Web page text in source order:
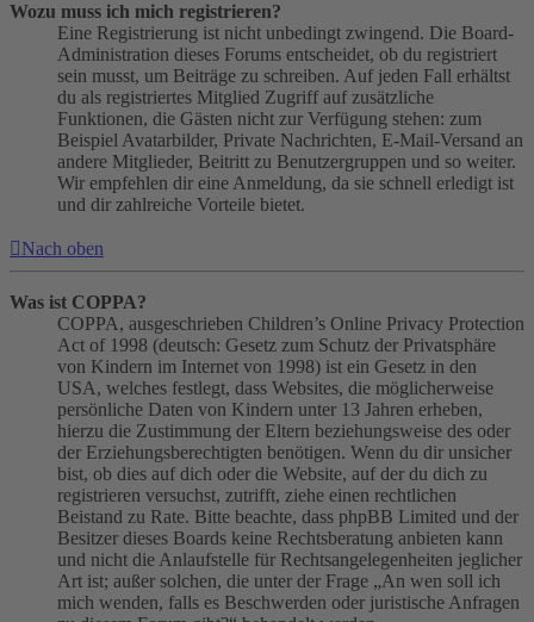
Wozu muss ich mich registrieren?
Eine Registrierung ist nicht unbedingt zwingend. Die Board-
Administration dieses Forums entscheidet, ob du registriert
sein musst, um Beiträge zu schreiben. Auf jeden Fall erhältst
du als registriertes Mitglied Zugriff auf zusätzliche
Funktionen, die Gästen nicht zur Verfügung stehen: zum
Beispiel Avatarbilder, Private Nachrichten, E-Mail-Versand an
andere Mitglieder, Beitritt zu Benutzergruppen und so weiter.
Wir empfehlen dir eine Anmeldung, da sie schnell erledigt ist
und dir zahlreiche Vorteile bietet.
Nach oben
Was ist COPPA?
COPPA, ausgeschrieben Children’s Online Privacy Protection
Act of 1998 (deutsch: Gesetz zum Schutz der Privatsphäre
von Kindern im Internet von 1998) ist ein Gesetz in den
USA, welches festlegt, dass Websites, die möglicherweise
persönliche Daten von Kindern unter 13 Jahren erheben,
hierzu die Zustimmung der Eltern beziehungsweise des oder
der Erziehungsberechtigten benötigen. Wenn du dir unsicher
bist, ob dies auf dich oder die Website, auf der du dich zu
registrieren versuchst, zutrifft, ziehe einen rechtlichen
Beistand zu Rate. Bitte beachte, dass phpBB Limited und der
Besitzer dieses Boards keine Rechtsberatung anbieten kann
und nicht die Anlaufstelle für Rechtsangelegenheiten jeglicher
Art ist; außer solchen, die unter der Frage „An wen soll ich
mich wenden, falls es Beschwerden oder juristische Anfragen